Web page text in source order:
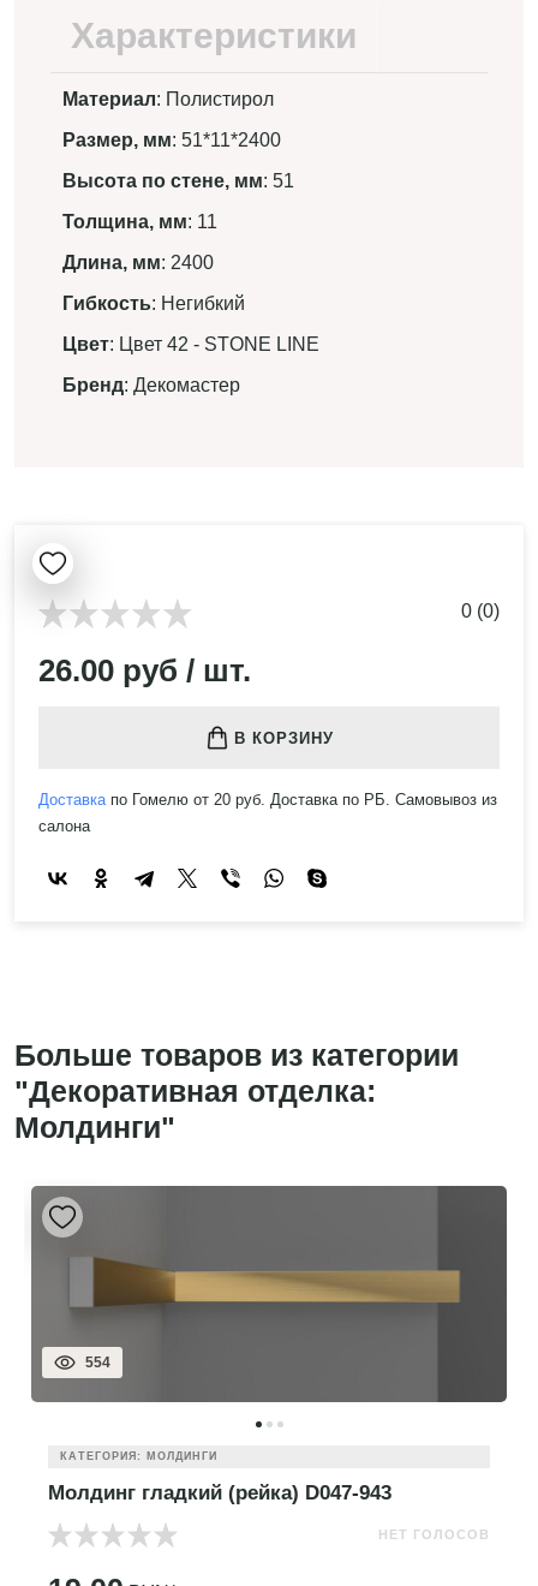
Характеристики
Материал: Полистирол
Размер, мм: 51*11*2400
Высота по стене, мм: 51
Толщина, мм: 11
Длина, мм: 2400
Гибкость: Негибкий
Цвет: Цвет 42 - STONE LINE
Бренд: Декомастер
0 (0)
26.00 руб / шт.
В КОРЗИНУ
Доставкапо Гомелю от 20 руб. Доставка по РБ. Самовывоз из
салона
Больше товаров из категории
"Декоративная отделка:
Молдинги"
554
КАТЕГОРИЯ: МОЛДИНГИ
Молдинг гладкий (рейка) D047-943
НЕТ ГОЛОСОВ